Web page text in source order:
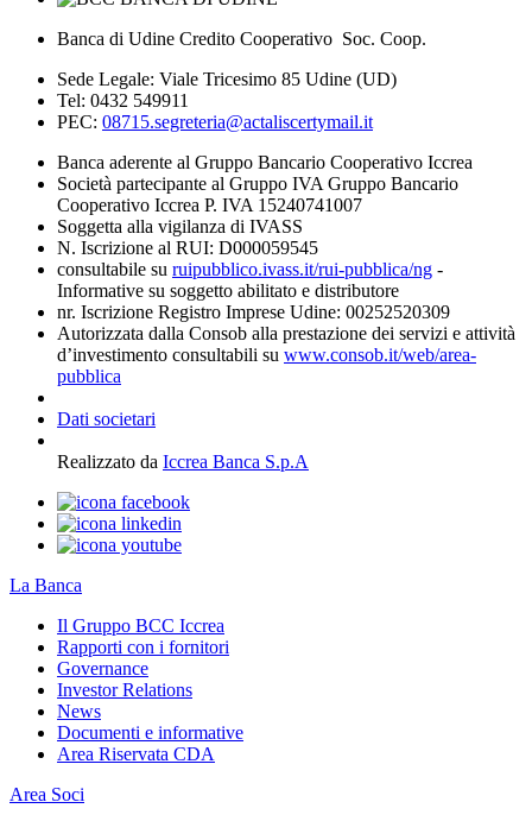
Banca di Udine Credito Cooperativo Soc. Coop.
Sede Legale: Viale Tricesimo 85 Udine (UD)
Tel: 0432 549911
PEC: 08715.segreteria@actaliscertymail.it
Banca aderente al Gruppo Bancario Cooperativo Iccrea
Società partecipante al Gruppo IVA Gruppo Bancario
Cooperativo Iccrea P. IVA 15240741007
Soggetta alla vigilanza di IVASS
N. Iscrizione al RUI: D000059545
consultabile su ruipubblico.ivass.it/rui-pubblica/ng -
Informative su soggetto abilitato e distributore
nr. Iscrizione Registro Imprese Udine: 00252520309
Autorizzata dalla Consob alla prestazione dei servizi e attività
d’investimento consultabili su www.consob.it/web/area-
pubblica
Dati societari
Realizzato da Iccrea Banca S.p.A
La Banca
Il Gruppo BCC Iccrea
Rapporti con i fornitori
Governance
Investor Relations
News
Documenti e informative
Area Riservata CDA
Area Soci